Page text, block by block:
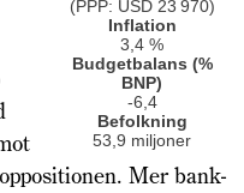
(PPP: USD 23 970)
Inflation
3,4 %
Budgetbalans (%
BNP)
-6,4
Befolkning
53,9 miljoner
Mer bank­